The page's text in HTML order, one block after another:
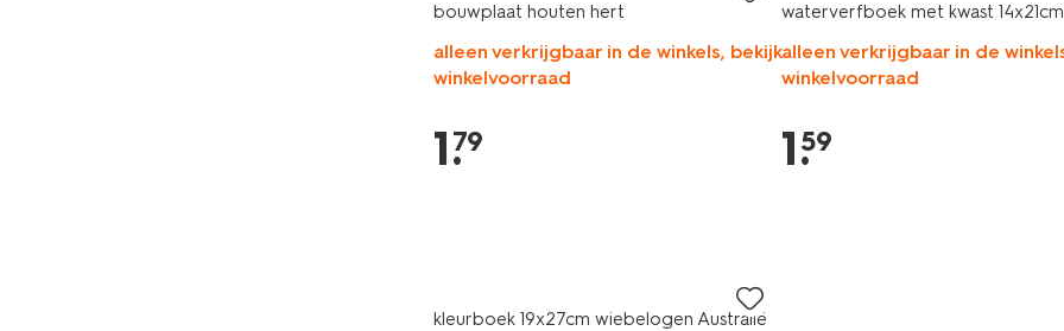
bouwplaat houten hert
alleen verkrijgbaar in de winkels, bekijk
winkelvoorraad
1.
79
waterverfboek met kwast
alleen verkrijgbaar in de
winkelvoorraad
1.
59
kleurboek 19x27cm wiebelogen Australië